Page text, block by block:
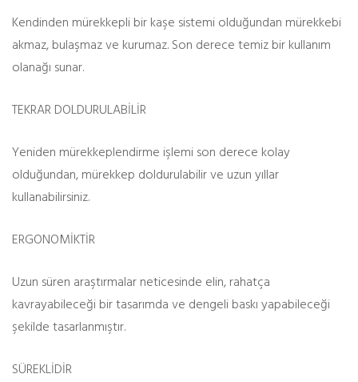
Kendinden mürekkepli bir kaşe sistemi olduğundan mürekkebi
akmaz, bulaşmaz ve kurumaz. Son derece temiz bir kullanım
olanağı sunar.
TEKRAR DOLDURULABİLİR
Yeniden mürekkeplendirme işlemi son derece kolay
olduğundan, mürekkep doldurulabilir ve uzun yıllar
kullanabilirsiniz.
ERGONOMİKTİR
Uzun süren araştırmalar neticesinde elin, rahatça
kavrayabileceği bir tasarımda ve dengeli baskı yapabileceği
şekilde tasarlanmıştır.
SÜREKLİDİR